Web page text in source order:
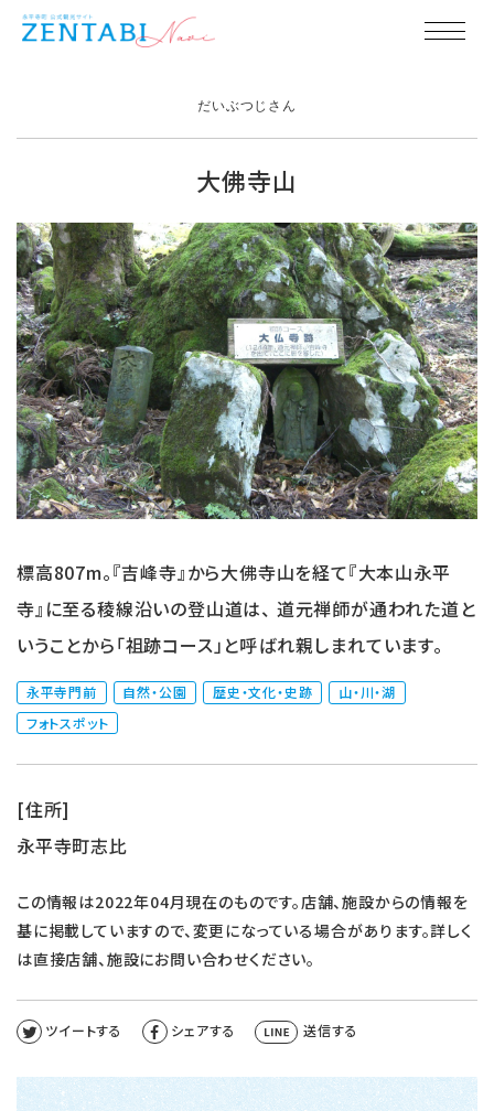
だいぶつじさん
大佛寺山
標高807m。『吉峰寺』から大佛寺山を経て『大本山永平
寺』に至る稜線沿いの登山道は、 道元禅師が通われた道と
いうことから「祖跡コース」と呼ばれ親しまれています。
永平寺門前 自然・公園 歴史・文化・史跡
山・川・湖
フォトスポット
[住所]
永平寺町志比
この情報は2022年04月現在のものです。店舗、施設からの情報を
基に掲載していますので、変更になっている場合があります。詳しく
は直接店舗、施設にお問い合わせください。
ツイートする シェアする 送信する